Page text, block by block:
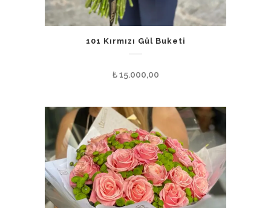
101 Kırmızı Gül Buketi
₺15.000,00